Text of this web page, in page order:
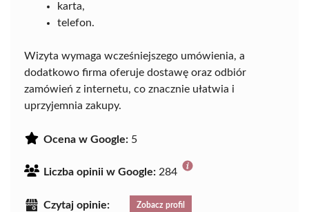
karta,
telefon.
Wizyta wymaga wcześniejszego umówienia, a
dodatkowo firma oferuje dostawę oraz odbiór
zamówień z internetu, co znacznie ułatwia i
uprzyjemnia zakupy.
Ocena w Google: 5
Liczba opinii w Google: 284
Czytaj opinie: Zobacz profil